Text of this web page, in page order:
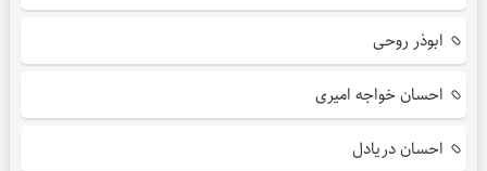
ابوذر روحی
احسان خواجه امیری
احسان دریادل